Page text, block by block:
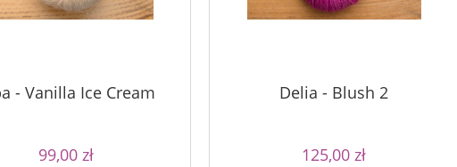
- Vanilla Ice Cream
99,00 zł
Delia - Blush 2
125,00 zł